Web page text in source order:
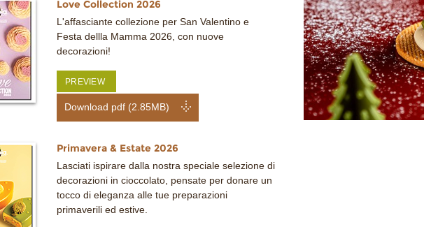
Love Collection 2026
L'affasciante collezione per San Valentino e
Festa dellla Mamma 2026, con nuove
decorazioni!
PREVIEW
Download pdf (2.85MB)
Primavera & Estate 2026
Lasciati ispirare dalla nostra speciale selezione di
decorazioni in cioccolato, pensate per donare un
tocco di eleganza alle tue preparazioni
primaverili ed estive.